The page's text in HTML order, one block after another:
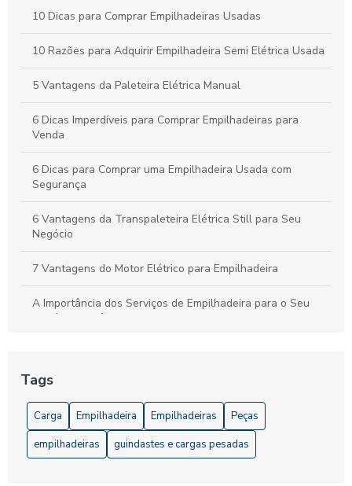
Como Escolher a Melhor Selecionadora de Pedidos para Seu
Negócio
Peças para Empilhadeira: Como Escolher as Melhores Opções
para seu Equipamento
10 Dicas para Comprar Empilhadeiras Usadas
10 Razões para Adquirir Empilhadeira Semi Elétrica Usada
5 Vantagens da Paleteira Elétrica Manual
6 Dicas Imperdíveis para Comprar Empilhadeiras para
Venda
6 Dicas para Comprar uma Empilhadeira Usada com
Segurança
6 Vantagens da Transpaleteira Elétrica Still para Seu
Negócio
7 Vantagens do Motor Elétrico para Empilhadeira
A Importância dos Serviços de Empilhadeira para o Seu
Negócio: Eficiência e Segurança Garantidas
Acessórios para Empilhadeira: Melhore a Eficiência e
Segurança do Seu Equipamento
Acessórios para Empilhadeira: Melhore sua Performance
Tags
Carga Empilhadeira Empilhadeiras
Peças
empilhadeiras
guindastes e cargas pesadas